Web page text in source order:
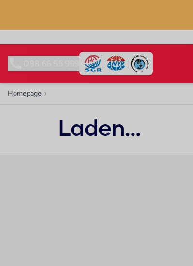
Homepage
Laden...